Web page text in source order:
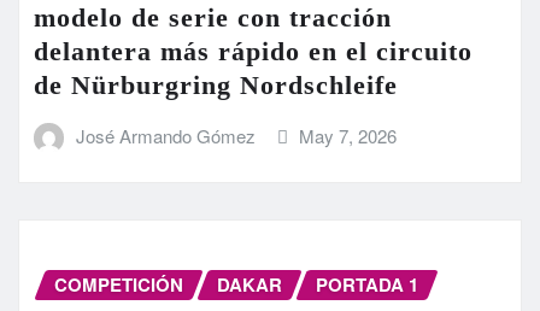
modelo de serie con tracción
delantera más rápido en el circuito
de Nürburgring Nordschleife
José Armando Gómez May 7, 2026
COMPETICIÓN DAKAR PORTADA 1